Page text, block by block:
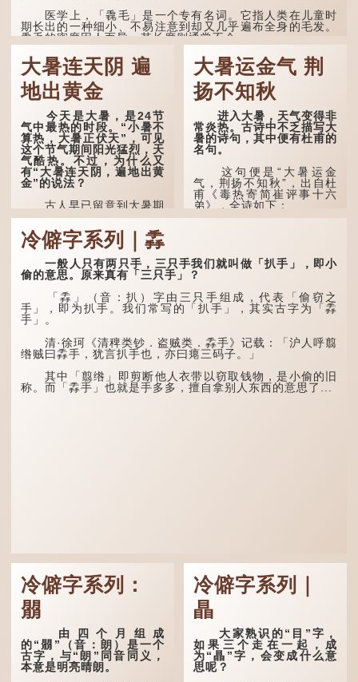
医学上，「毳毛」是一个专有名词。它指人类在儿童时
期长出的一种细小、不易注意到却又几乎遍布全身的毛发。
毳毛的密度因人而异，其长度则通常不会...
大暑连天阴 遍
地出黄金
今天是大暑，是24节
气中最热的时段。“小暑不
算热，大暑正伏天”，可见
这个节气期间阳光猛烈，天
气酷热。不过，为什么又
有“大暑连天阴，遍地出黄
金”的说法？
古人早已留意到大暑期
间的气候规律。 《逸周书·
时训解》记载：「大暑之
日，腐草化为萤。又五日，
土润溽暑。又五日，大雨时
行。」意思是说，大暑时节
萤火虫出生，土地湿热，常
有大雨出现。
这段时期的雨水，对农
作物尤其重要。三伏天酷热
难耐，农作物不能缺水。若
连续几天降雨，泥土得以湿
润；雨过天晴后，烈日高
照...
大暑运金气 荆
扬不知秋
进入大暑，天气变得非
常炎热。古诗中不乏描写大
暑的诗句，其中便有杜甫的
名句。
这句便是“大暑运金
气，荆扬不知秋”，出自杜
甫《毒热寄简崔评事十六
弟》，全诗如下：
林下有塌翼，水中无行
舟。
五行当中“金”对应秋
季，代表凉爽肃杀之
气。“运”是“运行”，描写大
转。
“荆扬”指荆州（湖北）
和扬州（江苏），泛指长江
中下游地区，“...
冷僻字系列｜掱
一般人只有两只手，三只手我们就叫做「扒手」，即小
偷的意思。原来真有「三只手」？
「掱」（音：扒）字由三只手组成，代表「偷窃之
手」，即为扒手。我们常写的「扒手」，其实古字为「掱
手」。
清·徐珂《清稗类钞．盗贼类．掱手》记载：「沪人呼翦
绺贼曰掱手，犹言扒手也，亦曰瘪三码子。」
其中「翦绺」即剪断他人衣带以窃取钱物，是小偷的旧
称。而「掱手」也就是手多多，擅自拿别人东西的意思了...
冷僻字系列：
朤
由四个月组成
的“朤”（音：朗）是一个
古字，与“朗”同音同义，
本意是明亮晴朗。
冷僻字系列｜
瞐
大家熟识的“目”字，
如果三个走在一起，成
为“瞐”字，会变成什么意
思呢？